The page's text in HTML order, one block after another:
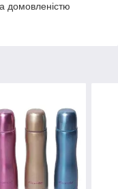
домовленістю